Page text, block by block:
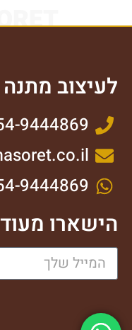
לעיצוב
9444869
9444869
הישארו